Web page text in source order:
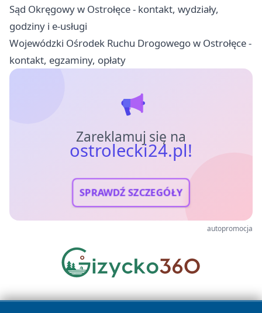
Sąd Okręgowy w Ostrołęce - kontakt, wydziały,
godziny i e-usługi
Wojewódzki Ośrodek Ruchu Drogowego w Ostrołęce -
kontakt, egzaminy, opłaty
Zareklamuj się na
ostrolecki24.pl!
SPRAWDŹ SZCZEGÓŁY
autopromocja